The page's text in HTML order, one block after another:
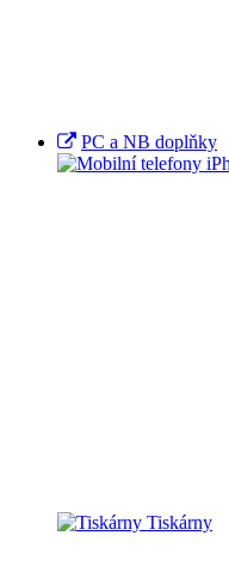
PC a NB doplňky
Tiskárny